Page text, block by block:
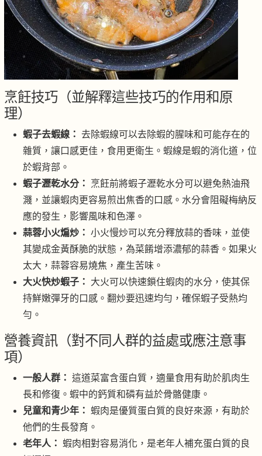
烹飪技巧（並解釋這些技巧的作用和原
理）
蝦子去蝦線： 去除蝦線可以去除蝦的腥味和可能存在的
雜質，讓口感更佳，食用更衛生。蝦線是蝦的消化道，位
於蝦背部。
蝦子瀝乾水分：
烹飪前將蝦子瀝乾水分可以避免熱油飛
濺，並讓蝦肉更容易煎出焦香的口感。水分會阻礙梅納反
應的發生，影響風味和色澤。
蒜蓉小火煸炒： 小火慢炒可以充分釋放蒜的香味，並使
其變成金黃酥脆的狀態，為菜餚增添濃郁的蒜香。如果火
太大，蒜蓉容易燒焦，產生苦味。
大火快炒蝦子：
大火可以快速鎖住蝦肉的水分，使其保
持鮮嫩彈牙的口感。翻炒要迅速均勻，確保蝦子受熱均
勻。
營養資訊（對不同人群的益處或應注意事
項）
一般人群： 這道菜富含蛋白質，適量食用有助於肌肉生
長和修復。蝦中的鈣質和磷有益於骨骼健康。
兒童和青少年： 蝦肉是優質蛋白質的良好來源，有助於
他們的生長發育。
老年人： 蝦肉相對容易消化，是老年人補充蛋白質的良